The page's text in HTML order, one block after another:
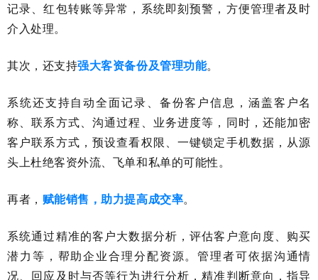
记录、红包转账等异常，系统即刻预警，方便管理者及时
介入处理。
其次，还支持强大客资备份及管理功能。
系统还支持自动全面记录、备份客户信息，涵盖客户名
称、联系方式、沟通过程、业务进度等，同时，还能加密
客户联系方式，预设查看权限、一键锁定手机数据，从源
头上杜绝客资外流、飞单和私单的可能性。
再者， 赋能销售，助力提高成交率。
系统通过精准的客户大数据分析，评估客户意向度、购买
潜力等，帮助企业合理分配资源。管理者可依据沟通情
况、回应及时与否等行为进行分析，精准判断意向，指导